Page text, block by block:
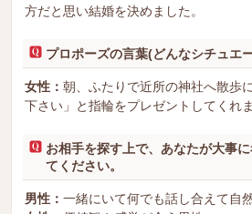
方だと思い結婚を決めました。
プロポーズの言葉(どんなシチュエ
女性： 朝、ふたりで近所の神社へ散歩
下さい」と指輪をプレゼントしてくれま
お相手を探す上で、あなたが大事
てください。
男性： 一緒にいて何でも話し合えて自